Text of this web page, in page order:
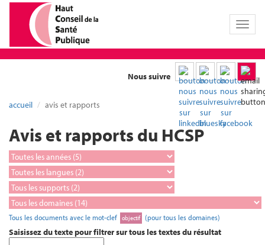
Toggle
Nous suivre
accueil avis et rapports
Avis et rapports du HCSP
Tous les documents avec le mot-clef objectif (pour tous les domaines)
Saisissez du texte pour filtrer sur tous les textes du résultat